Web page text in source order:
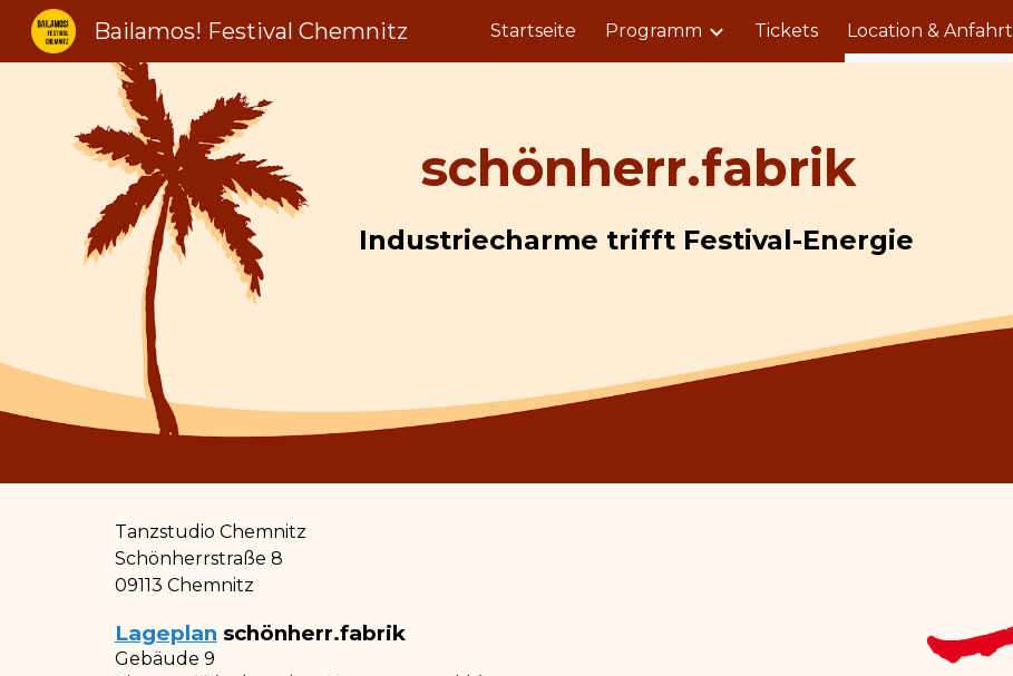
Skip to main content Skip to navigation
Bailamos! Festival Chemnitz Startseite Programm Tickets Location & Anfahrt
schönherr.fabrik
Industriecharme trifft Festival-Energie
Tanzstudio Chemnitz
Schönherrstraße 8
09113 Chemnitz
Lageplan schönherr.fabrik
Gebäude 9